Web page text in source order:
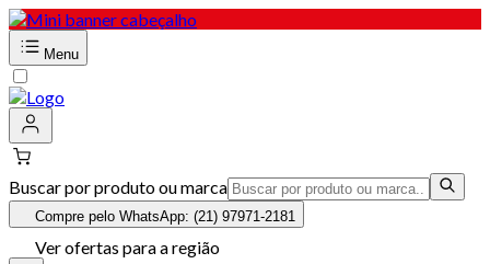
Menu
Buscar por produto ou marca
Compre pelo WhatsApp: (21) 97971-2181
Ver ofertas para a região